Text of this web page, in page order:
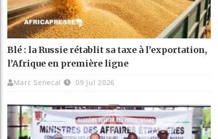
Blé : la Russie rétablit sa taxe à l’exportation,
l’Afrique en première ligne
Marc Senecal 09 Jul 2026